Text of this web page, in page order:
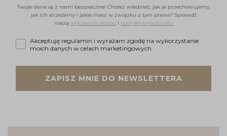
Twoje dane są z nami bezpieczne! Chcesz wiedzieć, jak je przechowujemy,
jak ich strzeżemy i jakie masz w związku z tym prawa? Sprawdź
naszą regulamin sklepu i politykę prywatności
Akceptuję regulamin i wyrażam zgodę na wykorzystanie
Akceptuję regulamin i wyrażam zgodę na wykorzystanie
moich danych w celach marketingowych.
ZAPISZ MNIE DO NEWSLETTERA